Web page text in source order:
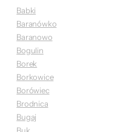
Babki
Baranówko
Baranowo
Bogulin
Borek
Borkowice
Borówiec
Brodnica
Bugaj